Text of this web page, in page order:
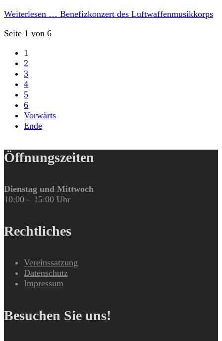
Weiterlesen … Benefizkonzert des Luftwaffenmusikkorps
Seite 1 von 6
1
2
3
4
5
6
Vorwärts
Ende
Öffnungszeiten
Dienstag und Mittwoch
10:00 – 15:00 Uhr
Rechtliches
Vereinssatzung
Datenschutz
Impressum
Besuchen Sie uns!